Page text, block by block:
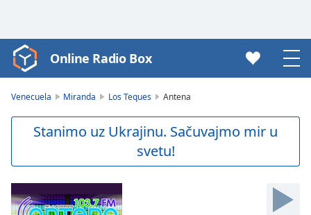
Video
Player
Skip
Skip
Forward
Online Radio Box
Venecuela Miranda Los Teques Antena
Stanimo uz Ukrajinu. Sačuvajmo mir u
svetu!